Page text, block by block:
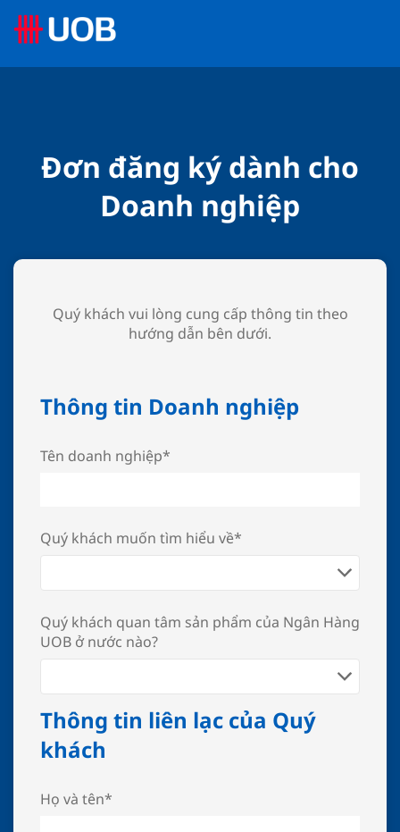
Đơn đăng ký dành cho
Doanh nghiệp
Quý khách vui lòng cung cấp thông tin theo
hướng dẫn bên dưới.
Thông tin Doanh nghiệp
Tên doanh nghiệp*
Quý khách muốn tìm hiểu về*
Quý khách quan tâm sản phẩm của Ngân Hàng
UOB ở nước nào?
Thông tin liên lạc của Quý
khách
Họ và tên*